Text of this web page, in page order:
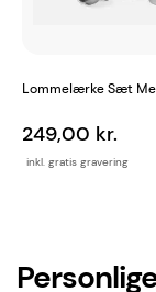
Lommelærke Sæt
inkl. gratis gravering
249,00 kr.